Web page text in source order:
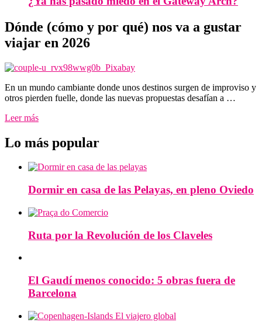
Dónde (cómo y por qué) nos va a gustar
viajar en 2026
En un mundo cambiante donde unos destinos surgen de improviso y
otros pierden fuelle, donde las nuevas propuestas desafían a …
Leer más
Lo más popular
Dormir en casa de las Pelayas, en pleno Oviedo
Ruta por la Revolución de los Claveles
El Gaudí menos conocido: 5 obras fuera de
Barcelona